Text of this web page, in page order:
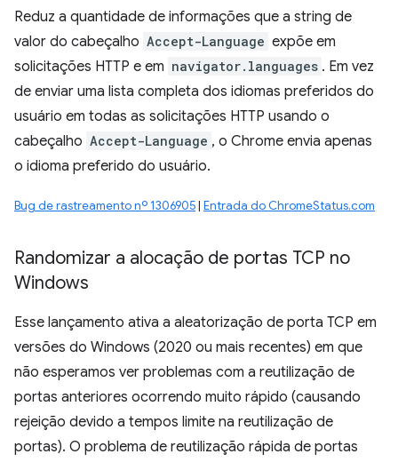
Reduz a quantidade de informações que a string de
valor do cabeçalho Accept-Language expõe em
solicitações HTTP e em navigator.languages . Em vez
de enviar uma lista completa dos idiomas preferidos do
usuário em todas as solicitações HTTP usando o
cabeçalho Accept-Language , o Chrome envia apenas
o idioma preferido do usuário.
Bug de rastreamento nº 1306905| Entrada do ChromeStatus.com
Randomizar a alocação de portas TCP no
Windows
Esse lançamento ativa a aleatorização de porta TCP em
versões do Windows (2020 ou mais recentes) em que
não esperamos ver problemas com a reutilização de
portas anteriores ocorrendo muito rápido (causando
rejeição devido a tempos limite na reutilização de
portas). O problema de reutilização rápida de portas